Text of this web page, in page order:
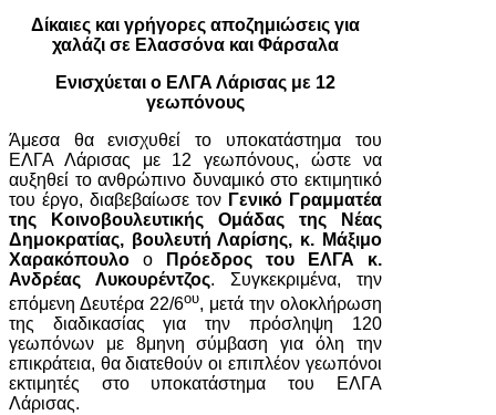
Δίκαιες και γρήγορες αποζημιώσεις για
χαλάζι σε Ελασσόνα και Φάρσαλα
Ενισχύεται ο ΕΛΓΑ Λάρισας με 12
γεωπόνους
Άμεσα θα ενισχυθεί το υποκατάστημα του
ΕΛΓΑ Λάρισας με 12 γεωπόνους, ώστε να
αυξηθεί το ανθρώπινο δυναμικό στο εκτιμητικό
του έργο, διαβεβαίωσε τον Γενικό Γραμματέα
της Κοινοβουλευτικής Ομάδας της Νέας
Δημοκρατίας, βουλευτή Λαρίσης, κ. Μάξιμο
Χαρακόπουλο οΠρόεδρος του ΕΛΓΑ κ.
Ανδρέας Λυκουρέντζος. Συγκεκριμένα, την
επόμενη Δευτέρα 22/6ου, μετά την ολοκλήρωση
της διαδικασίας για την πρόσληψη 120
γεωπόνων με 8μηνη σύμβαση για όλη την
επικράτεια, θα διατεθούν οι επιπλέον γεωπόνοι
εκτιμητές στο υποκατάστημα του ΕΛΓΑ
Λάρισας.